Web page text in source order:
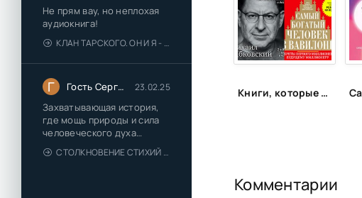
Не прям вау, но неплохая
аудиокнига!
КЛАН ТАРСКОГО. ОН И Я - ЕЛЕНА ТОДОРОВА (1)
Г Гость Сергей 23.02.25
Захватывающая история,
где мощь природы и сила
человеческого духа
сплетаются в напряжённый
и
СТОЛКНОВЕНИЕ СТИХИЙ - ВАЛЕРИЙ ГУМИНСКИЙ
Книги, которые подарят энергию
Комментарии